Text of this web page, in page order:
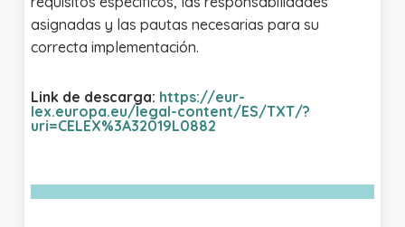
asignadas y las pautas necesarias para su
correcta implementación.
Link de descarga: https://eur-
lex.europa.eu/legal-content/ES/TXT/?
uri=CELEX%3A32019L0882